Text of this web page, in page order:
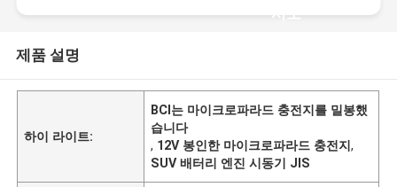
시오
제품 설명
하이 라이트:
BCI는 마이크로파라드 충전지를 밀봉했
습니다
, 12V 봉인한 마이크로파라드 충전지,
SUV 배터리 엔진 시동기 JIS